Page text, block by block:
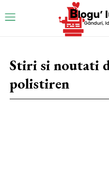
Stiri si noutati
polistiren